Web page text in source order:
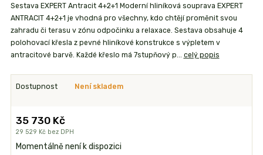
Sestava EXPERT Antracit 4+2+1 Moderní hliníková souprava EXPERT
ANTRACIT 4+2+1 je vhodná pro všechny, kdo chtějí proměnit svou
zahradu či terasu v zónu odpočinku a relaxace. Sestava obsahuje 4
polohovací křesla z pevné hliníkové konstrukce s výpletem v
antracitové barvě. Každé křeslo má 7stupňový p... celý popis
Dostupnost Není skladem
35 730 Kč
29 529 Kč bez DPH
Momentálně není k dispozici